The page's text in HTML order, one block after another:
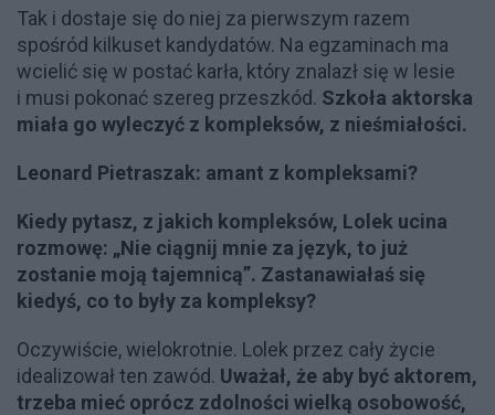
Tak i dostaje się do niej za pierwszym razem
spośród kilkuset kandydatów. Na egzaminach ma
wcielić się w postać karła, który znalazł się w lesie
i musi pokonać szereg przeszkód. Szkoła aktorska
miała go wyleczyć z kompleksów, z nieśmiałości.
Leonard Pietraszak: amant z kompleksami?
Kiedy pytasz, z jakich kompleksów, Lolek ucina
rozmowę: „Nie ciągnij mnie za język, to już
zostanie moją tajemnicą”. Zastanawiałaś się
kiedyś, co to były za kompleksy?
Oczywiście, wielokrotnie. Lolek przez cały życie
idealizował ten zawód. Uważał, że aby być aktorem,
trzeba mieć oprócz zdolności wielką osobowość,